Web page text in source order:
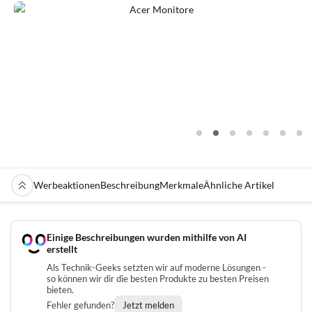
WerbeaktionenBeschreibungMerkmaleÄhnliche Artikel
Einige Beschreibungen wurden mithilfe von AI
erstellt
Als Technik-Geeks setzten wir auf moderne Lösungen -
so können wir dir die besten Produkte zu besten Preisen
bieten.
Fehler gefunden?
Jetzt melden